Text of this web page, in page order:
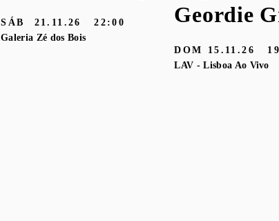
SÁB 21.11.26
22:00
Galeria Zé dos Bois
Geordie
DOM 15.11.26
LAV - Lisboa Ao Vivo